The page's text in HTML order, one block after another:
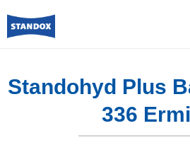
Standohyd Plus
336